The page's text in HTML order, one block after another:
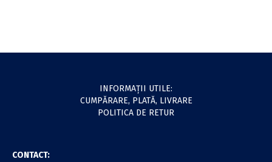
INFORMAŢII UTILE:
CUMPĂRARE, PLATĂ, LIVRARE
POLITICA DE RETUR
CONTACT: